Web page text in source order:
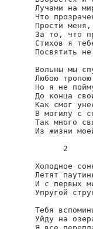
Лучами на
Что
Прости
За то, что
Стихов я
Посвятить
Вольны мы
Любою
Но я не
До конца
Как смог
В могилу с
Так много
Из жизни
      2
Холодное
Летят
И с первых
Упругой
Тебя
Уйду на